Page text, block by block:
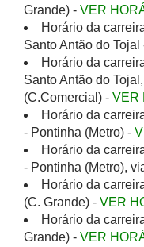
Grande) - VER
Horário da
Santo Antão do Tojal
Horário da
Santo Antão do
(C.Comercial) - VER
Horário da
- Pontinha (Metro) -
Horário da
- Pontinha (Metro),
Horário da
(C. Grande) - VER
Horário da
Grande) - VER